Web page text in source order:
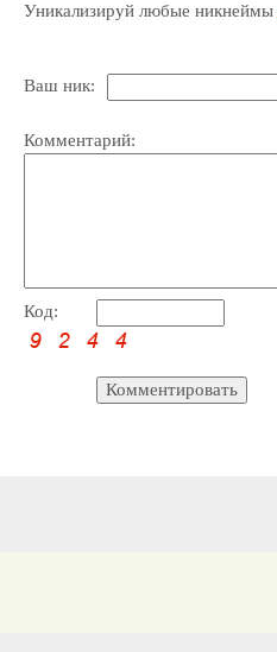
Уникализируй любые никнеймы
Ваш ник:
Комментарий:
Код: